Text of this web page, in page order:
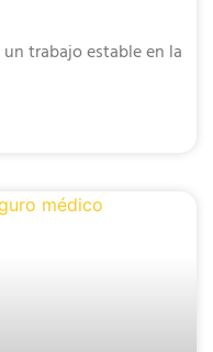
trabajo estable en la